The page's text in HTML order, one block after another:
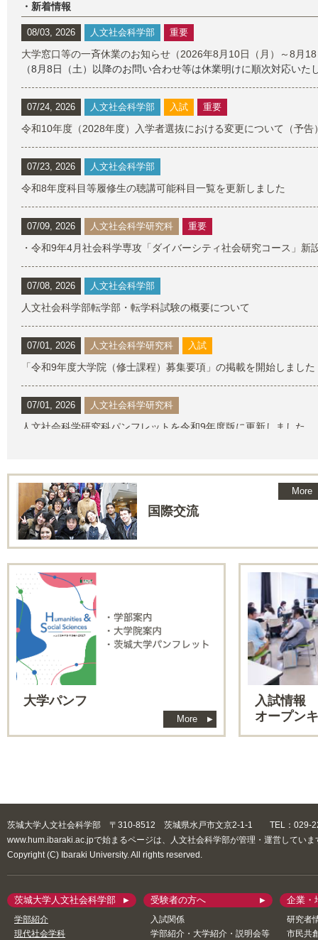
・新着情報
08/03, 2026 人文社会科学部 重要
大学窓口等の一斉休業のお知らせ（2026年8月10日（月）～8月
（8月8日（土）以降のお問い合わせ等は休業明けに順次対応いた
07/24, 2026 人文社会科学部 入試 重要
令和10年度（2028年度）入学者選抜における変更について（予告
07/23, 2026 人文社会科学部
令和8年度科目等履修生の聴講可能科目一覧を更新しました
07/09, 2026 人文社会科学研究科 重要
・令和9年4月社会科学専攻「ダイバーシティ社会研究コース」新
07/08, 2026 人文社会科学部
人文社会科学部転学部・転学科試験の概要について
07/01, 2026 人文社会科学研究科 入試
「令和9年度大学院（修士課程）募集要項」の掲載を開始しました
07/01, 2026 人文社会科学研究科
人文社会科学研究科パンフレットを令和9年度版に更新しました
7月8日(水)令和9年度大学院入試説明会及びキャリア支援セミナー
06/16, 2026 人文社会科学部
令和9年度学部研究生入学案内を掲載しました
04/01, 2026 人文社会科学部
人文社会科学部パンフレットを2027年度版に更新しました
03/27, 2026 人文社会科学部 入試 重要
令和10年度人文社会科学部入試についての変更点のお知らせ
02/24, 2026
令和8年度科目等履修生の聴講可能科目一覧を掲載しました
11/25, 2025 人文社会科学部
人文社会科学部青山和夫教授メディア出演のお知らせ
令和8年度科目等履修生入学案内を掲載しました
国際交流
More
大学パンフ
More
入試情報
オープン
茨城大学人文社会科学部 〒310-8512 茨城県水戸市文京2-1-1 TEL：029-
www.hum.ibaraki.ac.jpで始まるページは、人文社会科学部が管理・運営していま
Copyright (C) Ibaraki University. All rights reserved.
茨城大学人文社会科学部
学部紹介
現代社会学科
受験者の方へ
入試関係
学部紹介・大学紹介・説明会等
企業・
研究者
市民共